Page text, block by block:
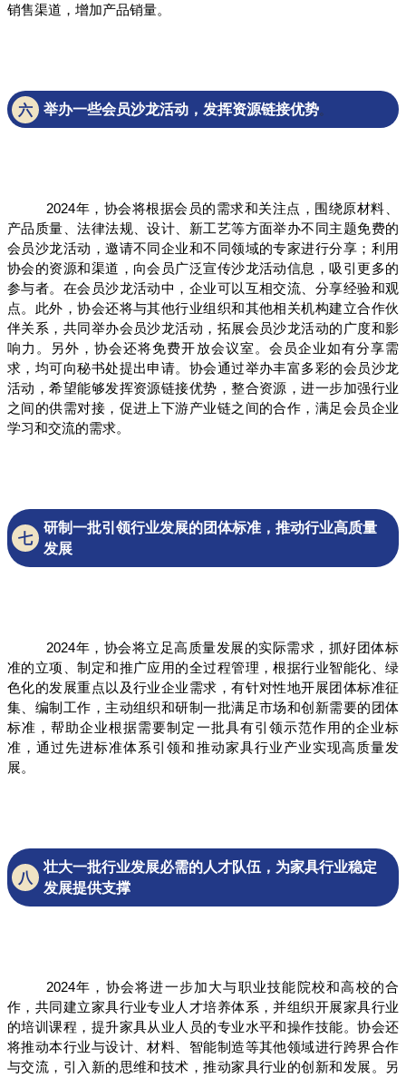
销售渠道，增加产品销量。
六 举办一些会员沙龙活动，发挥资源链接优势。
2024年，协会将根据会员的需求和关注点，围绕原材料、
产品质量、法律法规、设计、新工艺等方面举办不同主题免费的
会员沙龙活动，邀请不同企业和不同领域的专家进行分享；利用
协会的资源和渠道，向会员广泛宣传沙龙活动信息，吸引更多的
参与者。在会员沙龙活动中，企业可以互相交流、分享经验和观
点。此外，协会还将与其他行业组织和其他相关机构建立合作伙
伴关系，共同举办会员沙龙活动，拓展会员沙龙活动的广度和影
响力。另外，协会还将免费开放会议室。会员企业如有分享需
求，均可向秘书处提出申请。协会通过举办丰富多彩的会员沙龙
活动，希望能够发挥资源链接优势，整合资源，进一步加强行业
之间的供需对接，促进上下游产业链之间的合作，满足会员企业
学习和交流的需求。
七
研制一批引领行业发展的团体标准，推动行业高质量
发展
2024年，协会将立足高质量发展的实际需求，抓好团体标
准的立项、制定和推广应用的全过程管理，根据行业智能化、绿
色化的发展重点以及行业企业需求，有针对性地开展团体标准征
集、编制工作，主动组织和研制一批满足市场和创新需要的团体
标准，帮助企业根据需要制定一批具有引领示范作用的企业标
准，通过先进标准体系引领和推动家具行业产业实现高质量发
展。
八
壮大一批行业发展必需的人才队伍，为家具行业稳定
发展提供支撑
2024年，协会将进一步加大与职业技能院校和高校的合
作，共同建立家具行业专业人才培养体系，并组织开展家具行业
的培训课程，提升家具从业人员的专业水平和操作技能。协会还
将推动本行业与设计、材料、智能制造等其他领域进行跨界合作
与交流，引入新的思维和技术，推动家具行业的创新和发展。另